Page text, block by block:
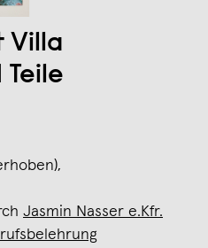
Villa
Teile
Jasmin Nasser e.Kfr.